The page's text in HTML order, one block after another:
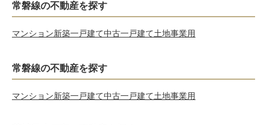
常磐線の不動産を探す
マンション新築一戸建て中古一戸建て土地事業用
常磐線の不動産を探す
マンション新築一戸建て中古一戸建て土地事業用